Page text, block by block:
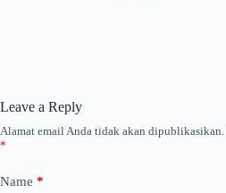
Leave a Reply
Alamat email Anda tidak akan dipublikasikan.
*
Name *